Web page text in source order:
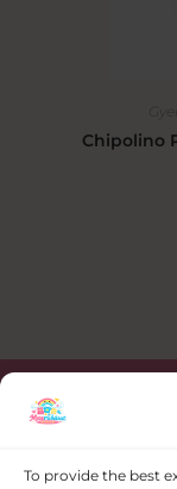
To provide the best
Chipolino